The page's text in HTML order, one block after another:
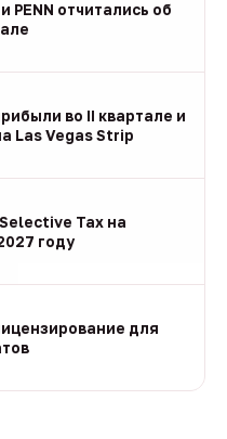
отчитались об
во II квартале и
Las Vegas Strip
Tax на
году
для